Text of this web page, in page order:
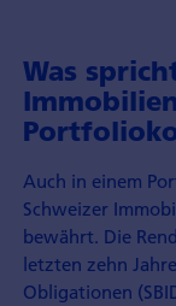
Was
Auch in einem
Schweizer
bewährt. Die
letzten zehn
Obligationen